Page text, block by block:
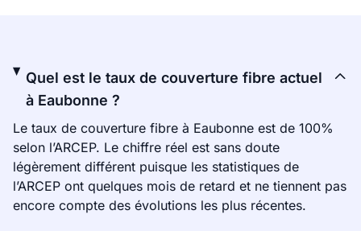
Quel est le taux de couverture fibre actuel
à Eaubonne ?
Le taux de couverture fibre à Eaubonne est de 100%
selon l’ARCEP. Le chiffre réel est sans doute
légèrement différent puisque les statistiques de
l’ARCEP ont quelques mois de retard et ne tiennent pas
encore compte des évolutions les plus récentes.